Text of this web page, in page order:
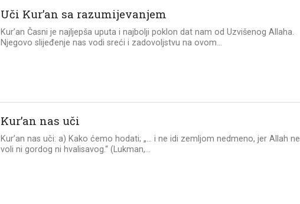
Uči Kur’an sa razumijevanjem
Kur’an Časni je najljepša uputa i najbolji poklon dat nam od Uzvišenog Allaha.
Njegovo slijeđenje nas vodi sreći i zadovoljstvu na ovom...
Kur’an nas uči
Kur’an nas uči: a) Kako ćemo hodati; „… i ne idi zemljom nedmeno, jer Allah ne
voli ni gordog ni hvalisavog.“ (Lukman,...